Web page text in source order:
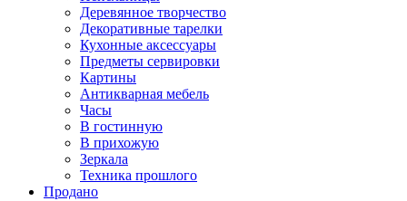
Деревянное творчество
Декоративные тарелки
Кухонные аксессуары
Предметы сервировки
Картины
Антикварная мебель
Часы
В гостинную
В прихожую
Зеркала
Техника прошлого
Продано